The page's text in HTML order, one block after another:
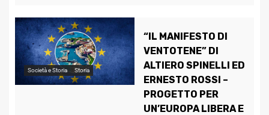
Società e Storia Storia
“IL MANIFESTO DI
VENTOTENE” DI
ALTIERO SPINELLI ED
ERNESTO ROSSI –
PROGETTO PER
UN’EUROPA LIBERA E